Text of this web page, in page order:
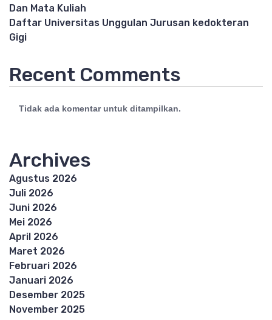
Dan Mata Kuliah
Daftar Universitas Unggulan Jurusan kedokteran
Gigi
Recent Comments
Tidak ada komentar untuk ditampilkan.
Archives
Agustus 2026
Juli 2026
Juni 2026
Mei 2026
April 2026
Maret 2026
Februari 2026
Januari 2026
Desember 2025
November 2025